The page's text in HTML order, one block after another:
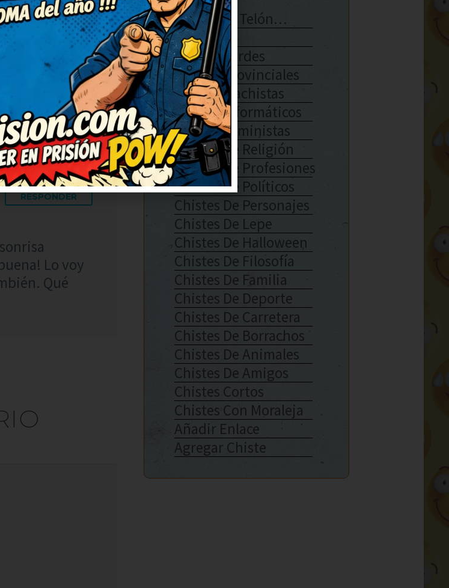
Seguid
y
porque
RESPONDER
Lo voy
Qué
Se Abre El Telón…
Enlaces
Chistes Verdes
Chistes Provinciales
Chistes Machistas
Chistes Informáticos
Chistes Feministas
Chistes De Religión
Chistes De Profesiones
Chistes De Políticos
Chistes De Personajes
Chistes De Lepe
Chistes De Halloween
Chistes De Filosofía
Chistes De Familia
Chistes De Deporte
Chistes De Carretera
Chistes De Borrachos
Chistes De Animales
Chistes De Amigos
Chistes Cortos
Chistes Con Moraleja
Añadir Enlace
Agregar Chiste